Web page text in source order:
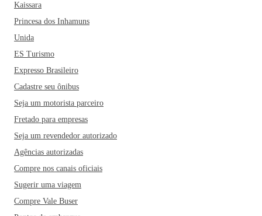
Kaissara
Princesa dos Inhamuns
Unida
ES Turismo
Expresso Brasileiro
Cadastre seu ônibus
Seja um motorista parceiro
Fretado para empresas
Seja um revendedor autorizado
Agências autorizadas
Compre nos canais oficiais
Sugerir uma viagem
Compre Vale Buser